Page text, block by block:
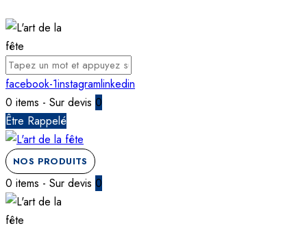
facebook-1instagramlinkedin
0 items - Sur devis 0
Être Rappelé
NOS PRODUITS
0 items - Sur devis 0